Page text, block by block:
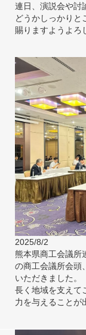
連日、演説会や討
どうかしっかりと
賜りますようよろ
2025/8/2
熊本県商工会議所
の商工会議所会頭
いただきました。
長く地域を支えて
力を与えることが